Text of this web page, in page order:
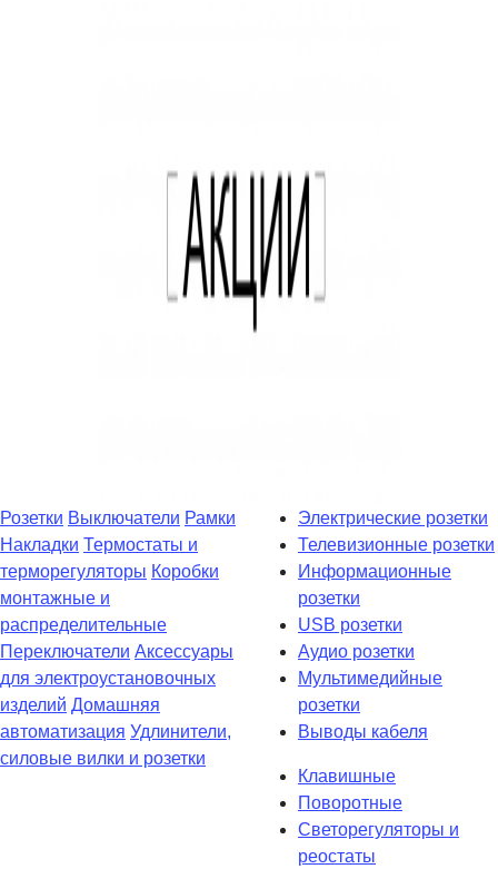
Розетки Выключатели Рамки
Накладки Термостаты и
терморегуляторы Коробки
монтажные и
распределительные
Переключатели Аксессуары
для электроустановочных
изделий Домашняя
автоматизация Удлинители,
силовые вилки и розетки
Электрические розетки
Телевизионные розетки
Информационные
розетки
USB розетки
Аудио розетки
Мультимедийные
розетки
Выводы кабеля
Клавишные
Поворотные
Светорегуляторы и
реостаты